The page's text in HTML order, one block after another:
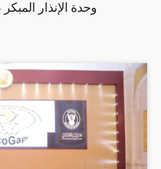
وحدة الإنذار المبكر